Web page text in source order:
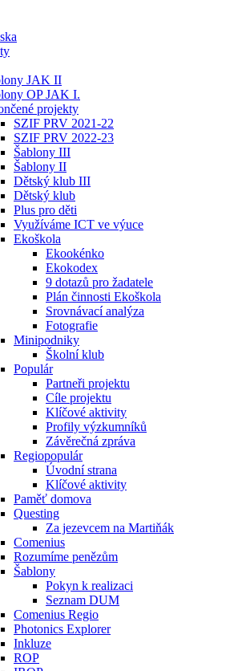
JAK II
OP JAK I.
projekty
SZIF PRV 2021-22
SZIF PRV 2022-23
Šablony III
Šablony II
Dětský klub III
Dětský klub
Plus pro děti
Využíváme ICT ve výuce
Ekoškola
Ekookénko
Ekokodex
9 dotazů pro žadatele
Plán činnosti Ekoškola
Srovnávací analýza
Fotografie
Minipodniky
Školní klub
Populár
Partneři projektu
Cíle projektu
Klíčové aktivity
Profily výzkumníků
Závěrečná zpráva
Regiopopulár
Úvodní strana
Klíčové aktivity
Paměť domova
Questing
Za jezevcem na Martiňák
Comenius
Rozumíme penězům
Šablony
Pokyn k realizaci
Seznam DUM
Comenius Regio
Photonics Explorer
Inkluze
ROP